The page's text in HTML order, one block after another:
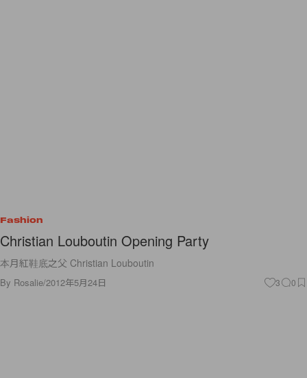
Fashion
Christian Louboutin Opening Party
本月紅鞋底之父 Christian Louboutin
By Rosalie/2012年5月24日 3 0